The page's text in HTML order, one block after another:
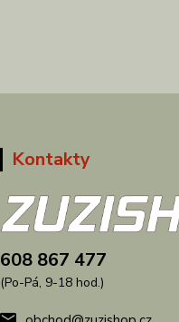
Kontakty
608 867 477
(Po-Pá, 9-18 hod.)